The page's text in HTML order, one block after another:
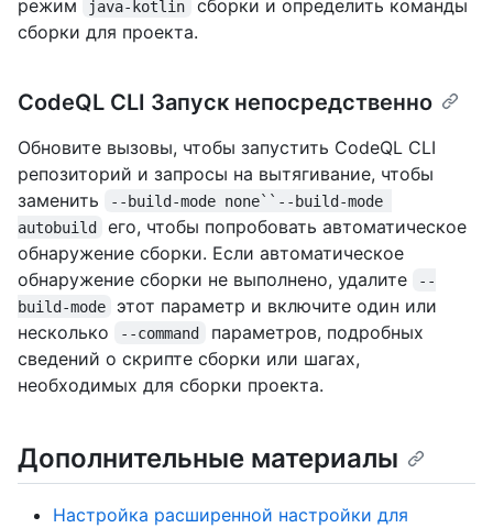
режим java-kotlin
сборки и определить команды
сборки для проекта.
CodeQL CLI Запуск непосредственно
Обновите вызовы, чтобы запустить CodeQL CLI
репозиторий и запросы на вытягивание, чтобы
заменить
--build-mode none``--build-mode
autobuild
его, чтобы попробовать автоматическое
обнаружение сборки. Если автоматическое
обнаружение сборки не выполнено, удалите
--
build-mode
этот параметр и включите один или
несколько
--command
параметров, подробных
сведений о скрипте сборки или шагах,
необходимых для сборки проекта.
Дополнительные материалы
Настройка расширенной настройки для